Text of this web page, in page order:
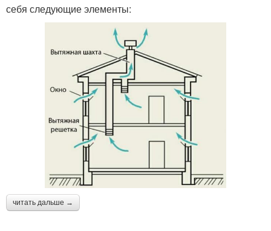
себя следующие элементы:
читать дальше →